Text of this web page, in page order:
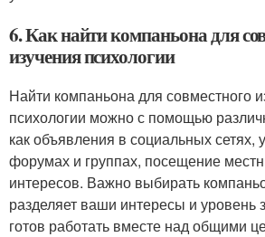
6. Как найти компаньона для
изучения психологии
Найти компаньона для совместного
психологии можно с помощью
как объявления в социальных сетях,
форумах и группах, посещение
интересов. Важно выбирать
разделяет ваши интересы и уровень
готов работать вместе над общими